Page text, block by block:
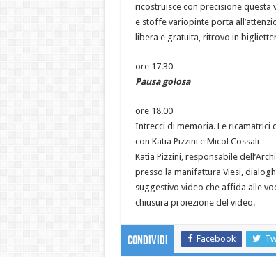
ricostruisce con precisione questa
e stoffe variopinte porta
libera e gratuita, ritrovo in
ore 17.30
Pausa golosa
ore 18.00
Intrecci di memoria. Le ricamatrici
con Katia Pizzini e Micol Cossali
Katia Pizzini, responsabile
presso la manifattura Viesi,
suggestivo video che affida alle
chiusura proiezione del video.
Condividi Facebook